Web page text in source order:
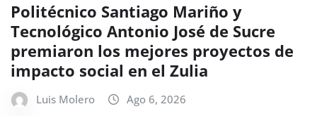
Politécnico Santiago Mariño y
Tecnológico Antonio José de Sucre
premiaron los mejores proyectos de
impacto social en el Zulia
Luis Molero Ago 6, 2026